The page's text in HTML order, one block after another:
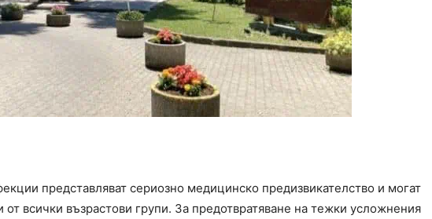
представляват сериозно медицинско предизвикателство и могат
от всички възрастови групи. За предотвратяване на тежки усложнения